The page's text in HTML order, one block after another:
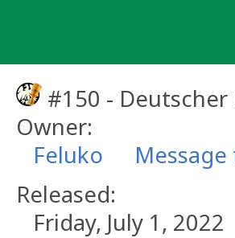
#150 -
Owner:
Feluko
Released:
Friday, July 1, 2022